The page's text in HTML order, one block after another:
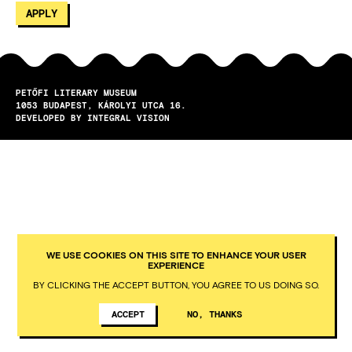
PETŐFI LITERARY MUSEUM
1053
BUDAPEST
KÁROLYI UTCA 16.
DEVELOPED BY INTEGRAL VISION
WE USE COOKIES ON THIS SITE TO ENHANCE YOUR USER
EXPERIENCE
BY CLICKING THE ACCEPT BUTTON, YOU AGREE TO US DOING SO.
ACCEPT NO, THANKS